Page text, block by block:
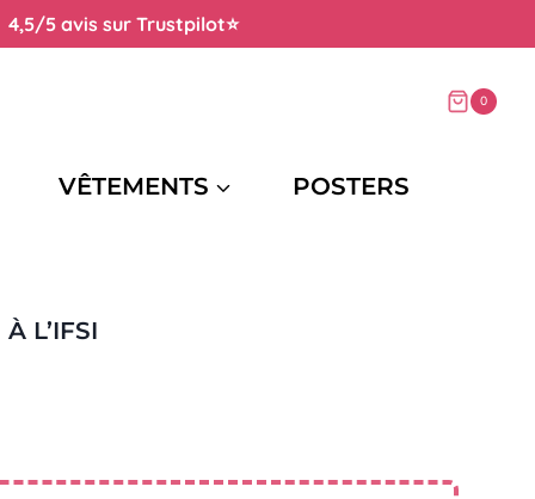
sur Trustpilot⭐
0
VÊTEMENTS POSTERS
L’IFSI